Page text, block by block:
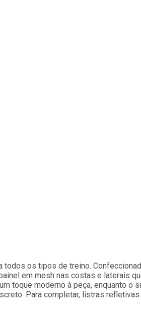
todos os tipos de treino.
em mesh nas costas e laterais
toque moderno à peça, enquanto o
Para completar, listras